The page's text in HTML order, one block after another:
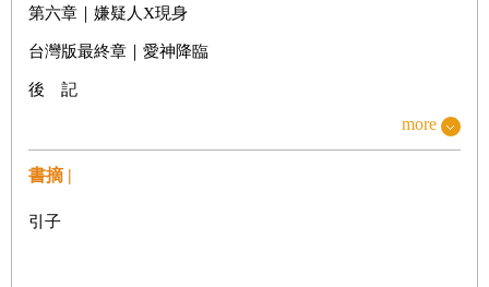
第六章｜嫌疑人X現身
台灣版最終章｜愛神降臨
後 記
more
書摘 |
引子